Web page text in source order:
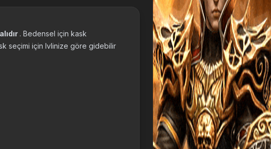
. Bedensel için kask
seçimi için lvlinize göre gidebilir